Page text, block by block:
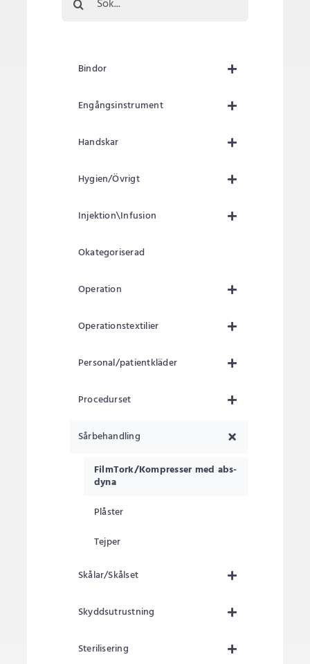
efter:
Bindor
Engångsinstrument
Handskar
Hygien/Övrigt
Injektion\Infusion
Okategoriserad
Operation
Operationstextilier
Personal/patientkläder
Procedurset
Sårbehandling
FilmTork/Kompresser med abs-
dyna
Plåster
Tejper
Skålar/Skålset
Skyddsutrustning
Sterilisering